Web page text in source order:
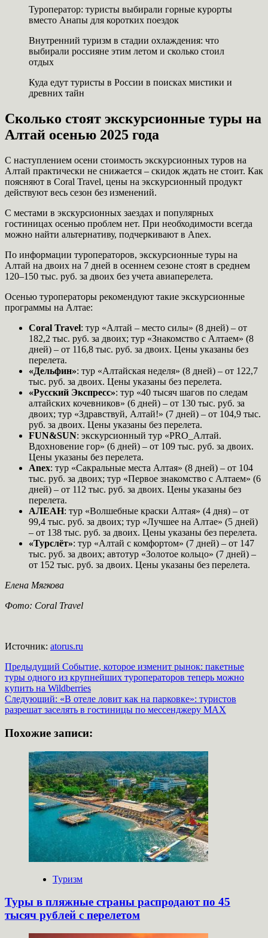
Туроператор: туристы выбирали горные курорты
вместо Анапы для коротких поездок
Внутренний туризм в стадии охлаждения: что
выбирали россияне этим летом и сколько стоил
отдых
Куда едут туристы в России в поисках мистики и
древних тайн
Сколько стоят экскурсионные туры на
Алтай осенью 2025 года
С наступлением осени стоимость экскурсионных туров на
Алтай практически не снижается – скидок ждать не стоит. Как
поясняют в Coral Travel, цены на экскурсионный продукт
действуют весь сезон без изменений.
С местами в экскурсионных заездах и популярных
гостиницах осенью проблем нет. При необходимости всегда
можно найти альтернативу, подчеркивают в Anex.
По информации туроператоров, экскурсионные туры на
Алтай на двоих на 7 дней в осеннем сезоне стоят в среднем
120–150 тыс. руб. за двоих без учета авиаперелета.
Осенью туроператоры рекомендуют такие экскурсионные
программы на Алтае:
Coral Travel: тур «Алтай – место силы» (8 дней) – от
182,2 тыс. руб. за двоих; тур «Знакомство с Алтаем» (8
дней) – от 116,8 тыс. руб. за двоих. Цены указаны без
перелета.
«Дельфин»: тур «Алтайская неделя» (8 дней) – от 122,7
тыс. руб. за двоих. Цены указаны без перелета.
«Русский Экспресс»: тур «40 тысяч шагов по следам
алтайских кочевников» (6 дней) – от 130 тыс. руб. за
двоих; тур «Здравствуй, Алтай!» (7 дней) – от 104,9 тыс.
руб. за двоих. Цены указаны без перелета.
FUN&SUN: экскурсионный тур «PRO_Алтай.
Вдохновение гор» (6 дней) – от 109 тыс. руб. за двоих.
Цены указаны без перелета.
Anex: тур «Сакральные места Алтая» (8 дней) – от 104
тыс. руб. за двоих; тур «Первое знакомство с Алтаем» (6
дней) – от 112 тыс. руб. за двоих. Цены указаны без
перелета.
АЛЕАН: тур «Волшебные краски Алтая» (4 дня) – от
99,4 тыс. руб. за двоих; тур «Лучшее на Алтае» (5 дней)
– от 138 тыс. руб. за двоих. Цены указаны без перелета.
«Турслёт»: тур «Алтай с комфортом» (7 дней) – от 147
тыс. руб. за двоих; автотур «Золотое кольцо» (7 дней) –
от 152 тыс. руб. за двоих. Цены указаны без перелета.
Елена Мягкова
Фото: Coral Travel
Источник: atorus.ru
Навигация
записи
Предыдущий Событие, которое изменит рынок: пакетные
туры одного из крупнейших туроператоров теперь можно
купить на Wildberries
Следующий: «В отеле ловит как на парковке»: туристов
разрешат заселять в гостиницы по мессенджеру MAX
Похожие записи:
Туризм
Туры в пляжные страны распродают по 45
тысяч рублей с перелетом